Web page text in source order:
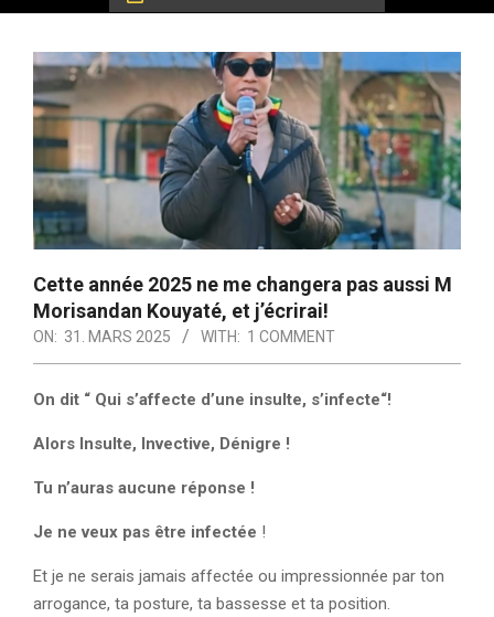
Cette année 2025 ne me changera pas aussi M
Morisandan Kouyaté, et j’écrirai!
ON: 31. MARS 2025 WITH: 1 COMMENT
On dit “ Qui s’affecte d’une insulte, s’infecte“!
Alors Insulte, Invective, Dénigre !
Tu n’auras aucune réponse !
Je ne veux pas être infectée !
Et je ne serais jamais affectée ou impressionnée par ton
arrogance, ta posture, ta bassesse et ta position.